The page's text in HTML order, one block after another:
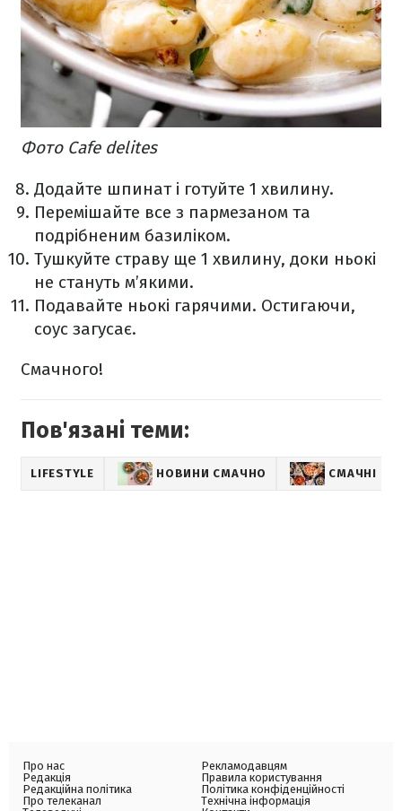
Фото Cafe delites
Додайте шпинат і готуйте 1 хвилину.
Перемішайте все з пармезаном та
подрібненим базиліком.
Тушкуйте страву ще 1 хвилину, доки ньокі
не стануть м’якими.
Подавайте ньокі гарячими. Остигаючи,
соус загусає.
Смачного!
Пов'язані теми:
LIFESTYLE НОВИНИ СМАЧНО СМАЧНІ
Про нас
Редакція
Редакційна політика
Про телеканал
Рекламодавцям
Правила користування
Політика конфіденційності
Технічна інформація